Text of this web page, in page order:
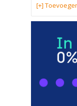
[+]